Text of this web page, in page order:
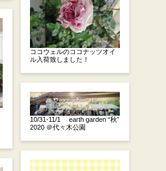
ココウェルのココナッツオイ
ル入荷致しました！
10/31-11/1 earth garden “秋”
2020 ＠代々木公園